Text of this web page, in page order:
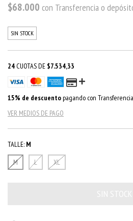
$68.000 con Transferencia o
SIN STOCK
24 CUOTAS DE $7.534,33
15% de descuentopagando con
VER MEDIOS DE PAGO
TALLE: M
M
L XL